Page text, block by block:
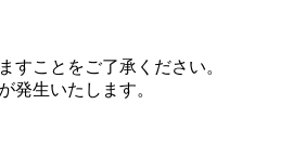
すことをご了承ください。
発生いたします。